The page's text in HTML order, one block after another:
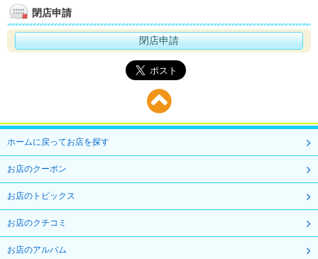
閉店申請
閉店申請
ホームに戻ってお店を探す
お店のクーポン
お店のトピックス
お店のクチコミ
お店のアルバム